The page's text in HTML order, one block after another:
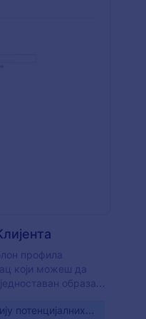
профила
који можеш да
образац
основна (али
потенцијалних